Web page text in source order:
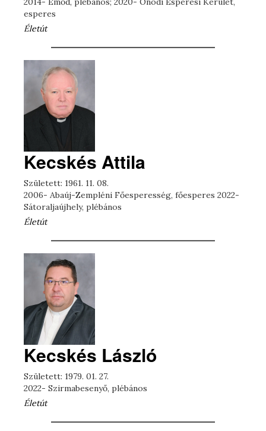
esperes
Életút
Kecskés Attila
Született: 1961. 11. 08.
2006- Abaúj-Zempléni Főesperesség, főesperes 2022-
Sátoraljaújhely, plébános
Életút
Kecskés László
Született: 1979. 01. 27.
2022- Szirmabesenyő, plébános
Életút